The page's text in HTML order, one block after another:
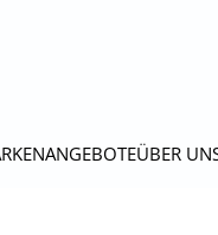
ANGEBOTEÜBER